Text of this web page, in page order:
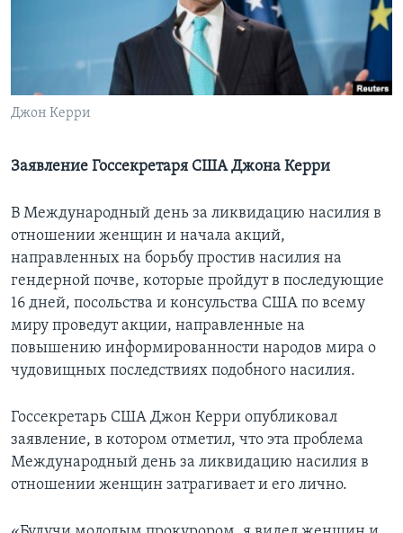
СОЦИАЛЬНЫЕ СЕТИ
Языки
Джон Керри
Заявление Госсекретаря США Джона Керри
В Международный день за ликвидацию насилия в
отношении женщин и начала акций,
направленных на борьбу простив насилия на
гендерной почве, которые пройдут в последующие
16 дней, посольства и консульства США по всему
миру проведут акции, направленные на
повышению информированности народов мира о
чудовищных последствиях подобного насилия.
Госсекретарь США Джон Керри опубликовал
заявление, в котором отметил, что эта проблема
Международный день за ликвидацию насилия в
отношении женщин затрагивает и его лично.